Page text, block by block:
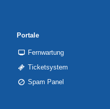
Portale
Fernwartung
Ticketsystem
Spam Panel